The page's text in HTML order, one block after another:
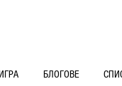
БЛОГОВЕ